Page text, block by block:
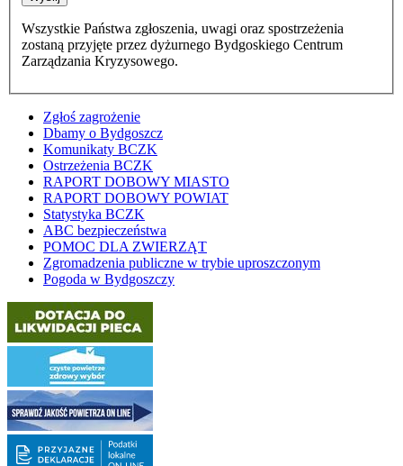
Wszystkie Państwa zgłoszenia, uwagi oraz spostrzeżenia
zostaną przyjęte przez dyżurnego Bydgoskiego Centrum
Zarządzania Kryzysowego.
Zgłoś zagrożenie
Dbamy o Bydgoszcz
Komunikaty BCZK
Ostrzeżenia BCZK
RAPORT DOBOWY MIASTO
RAPORT DOBOWY POWIAT
Statystyka BCZK
ABC bezpieczeństwa
POMOC DLA ZWIERZĄT
Zgromadzenia publiczne w trybie uproszczonym
Pogoda w Bydgoszczy